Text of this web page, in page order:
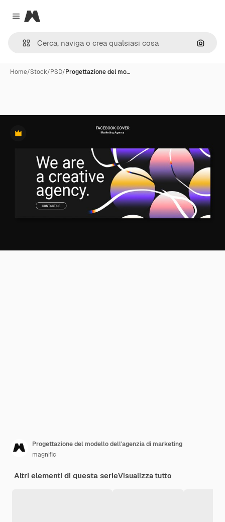
Close menu
Magnific
Cerca
Home/Stock/PSD/Progettazione del mo…
Premium
Progettazione del modello dell'agenzia di marketing
magnific
Altri elementi di questa serieVisualizza tutto